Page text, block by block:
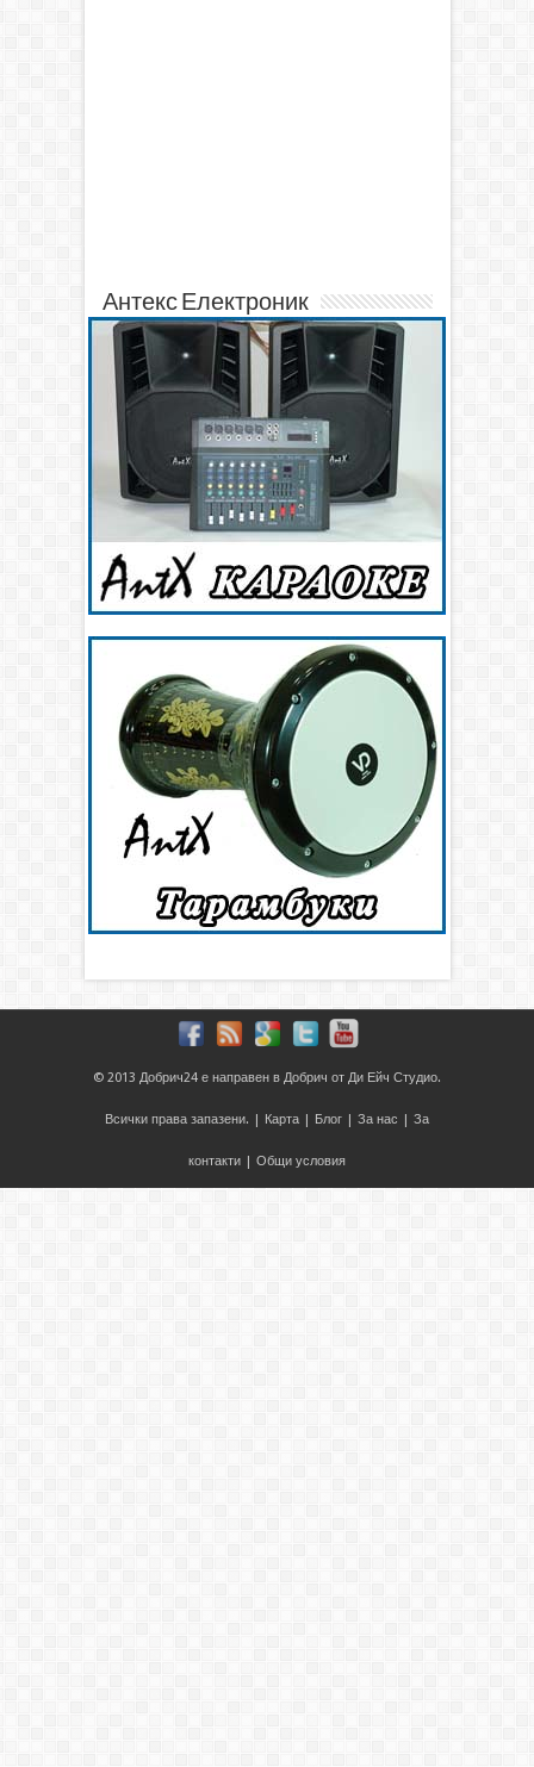
Антекс Електроник
© 2013 Добрич24 е направен в Добрич от Ди Ейч Студио.
Всички права запазени. | Карта | Блог | За нас | За
контакти | Общи условия